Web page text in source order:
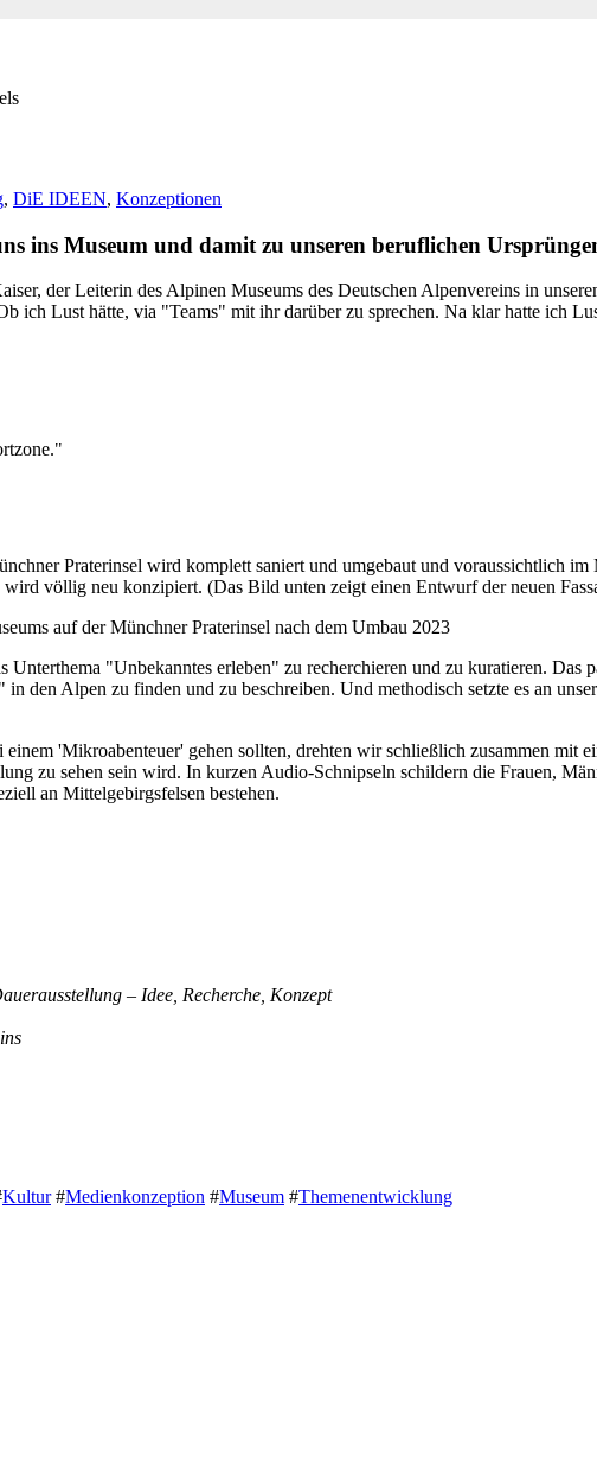
, DiE IDEEN, Konzeptionen
ins Museum und damit zu unseren beruflichen
der Leiterin des Alpinen Museums des Deutschen Alpenvereins in
ich Lust hätte, via "Teams" mit ihr darüber zu sprechen. Na klar hatte ich
Praterinsel wird komplett saniert und umgebaut und voraussichtlich
völlig neu konzipiert. (Das Bild unten zeigt einen Entwurf der neuen
"Unbekanntes erleben" zu recherchieren und zu kuratieren. Das
den Alpen zu finden und zu beschreiben. Und methodisch setzte es an
'Mikroabenteuer' gehen sollten, drehten wir schließlich zusammen mit
zu sehen sein wird. In kurzen Audio-Schnipseln schildern die Frauen,
an Mittelgebirgsfelsen bestehen.
– Idee, Recherche, Konzept
Kultur#Medienkonzeption #Museum #Themenentwicklung